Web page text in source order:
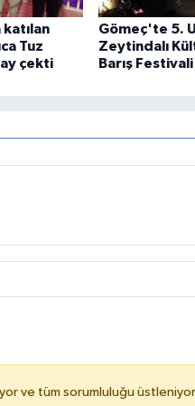
katılan
Tuz
çekti
Gömeç'te 5.
Zeytindalı
Barış
ve tüm sorumluluğu